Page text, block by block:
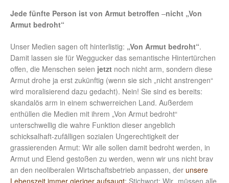
Jede fünfte Person ist von Armut betroffen –nicht „Von
Armut bedroht“
Unser Medien sagen oft hinterlistig: „Von Armut bedroht“.
Damit lassen sie für Weggucker das semantische Hintertürchen
offen, die Menschen seien jetzt noch nicht arm, sondern diese
Armut drohe ja erst zukünftig (wenn sie sich „nicht anstrengen“
wird moralisierend dazu gedacht). Nein! Sie sind es bereits:
skandalös arm in einem schwerreichen Land. Außerdem
enthüllen die Medien mit ihrem „Von Armut bedroht“
unterschwellig die wahre Funktion dieser angeblich
schicksalhaft-zufälligen sozialen Ungerechtigkeit der
grassierenden Armut: Wir alle sollen damit bedroht werden, in
Armut und Elend gestoßen zu werden, wenn wir uns nicht brav
an den neoliberalen Wirtschaftsbetrieb anpassen, der unsere